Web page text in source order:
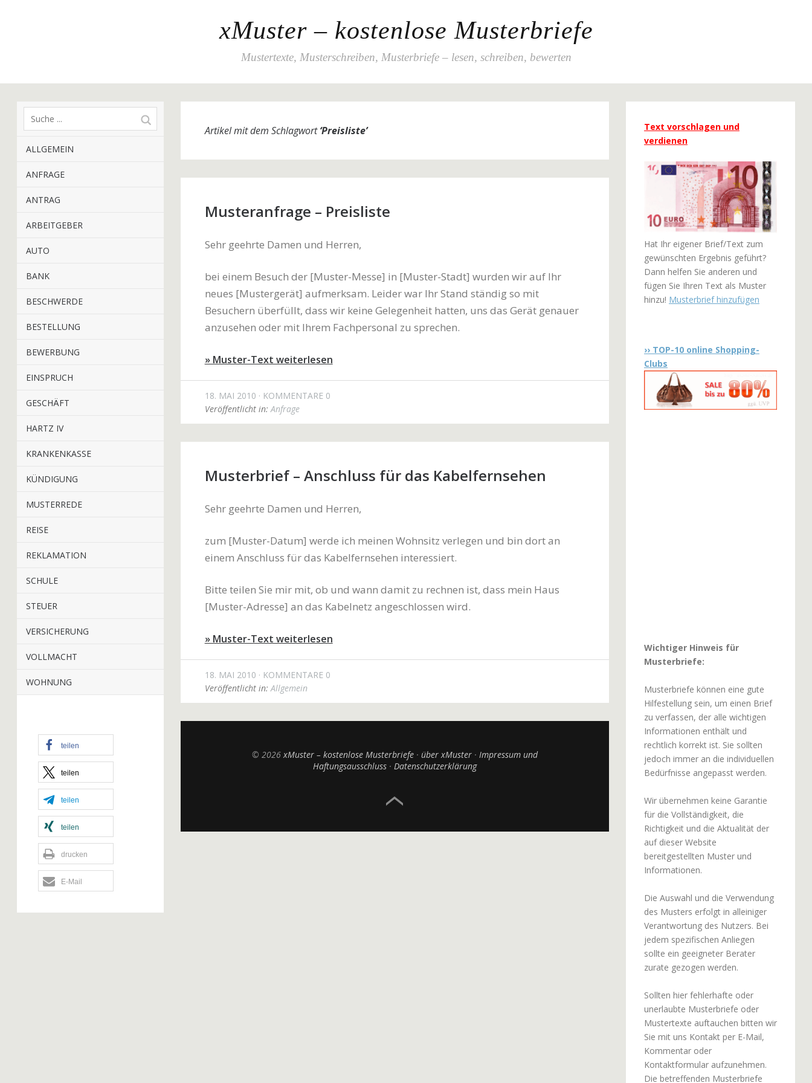
xMuster – kostenlose Musterbriefe
Mustertexte, Musterschreiben, Musterbriefe – lesen, schreiben, bewerten
ALLGEMEIN
ANFRAGE
ANTRAG
ARBEITGEBER
AUTO
BANK
BESCHWERDE
BESTELLUNG
BEWERBUNG
EINSPRUCH
GESCHÄFT
HARTZ IV
KRANKENKASSE
KÜNDIGUNG
MUSTERREDE
REISE
REKLAMATION
SCHULE
STEUER
VERSICHERUNG
VOLLMACHT
WOHNUNG
teilen
teilen
teilen
teilen
drucken
E-Mail
Artikel mit dem Schlagwort‘Preisliste’
Musteranfrage – Preisliste
Sehr geehrte Damen und Herren,
bei einem Besuch der [Muster-Messe] in [Muster-Stadt] wurden wir auf Ihr
neues [Mustergerät] aufmerksam. Leider war Ihr Stand ständig so mit
Besuchern überfüllt, dass wir keine Gelegenheit hatten, uns das Gerät genauer
anzusehen oder mit Ihrem Fachpersonal zu sprechen.
» Muster-Text weiterlesen
18. MAI 2010
KOMMENTARE 0
Veröffentlicht in:Anfrage
Musterbrief – Anschluss für das Kabelfernsehen
Sehr geehrte Damen und Herren,
zum [Muster-Datum] werde ich meinen Wohnsitz verlegen und bin dort an
einem Anschluss für das Kabelfernsehen interessiert.
Bitte teilen Sie mir mit, ob und wann damit zu rechnen ist, dass mein Haus
[Muster-Adresse] an das Kabelnetz angeschlossen wird.
» Muster-Text weiterlesen
18. MAI 2010
KOMMENTARE 0
Veröffentlicht in:Allgemein
© 2026xMuster – kostenlose Musterbriefe über xMuster
Impressum und
Haftungsausschluss
Datenschutzerklärung
Text vorschlagen und
verdienen
Hat Ihr eigener Brief/Text zum
gewünschten Ergebnis geführt?
Dann helfen Sie anderen und
fügen Sie Ihren Text als Muster
hinzu! Musterbrief hinzufügen
›› TOP-10 online Shopping-
Clubs
Wichtiger Hinweis für
Musterbriefe:
Musterbriefe können eine gute
Hilfestellung sein, um einen Brief
zu verfassen, der alle wichtigen
Informationen enthält und
rechtlich korrekt ist. Sie sollten
jedoch immer an die individuellen
Bedürfnisse angepasst werden.
Wir übernehmen keine Garantie
für die Vollständigkeit, die
Richtigkeit und die Aktualität der
auf dieser Website
bereitgestellten Muster und
Informationen.
Die Auswahl und die Verwendung
des Musters erfolgt in alleiniger
Verantwortung des Nutzers. Bei
jedem spezifischen Anliegen
sollte ein geeigneter Berater
zurate gezogen werden.
Sollten hier fehlerhafte oder
unerlaubte Musterbriefe oder
Mustertexte auftauchen bitten wir
Sie mit uns Kontakt per E-Mail,
Kommentar oder
Kontaktformular aufzunehmen.
Die betreffenden Musterbriefe